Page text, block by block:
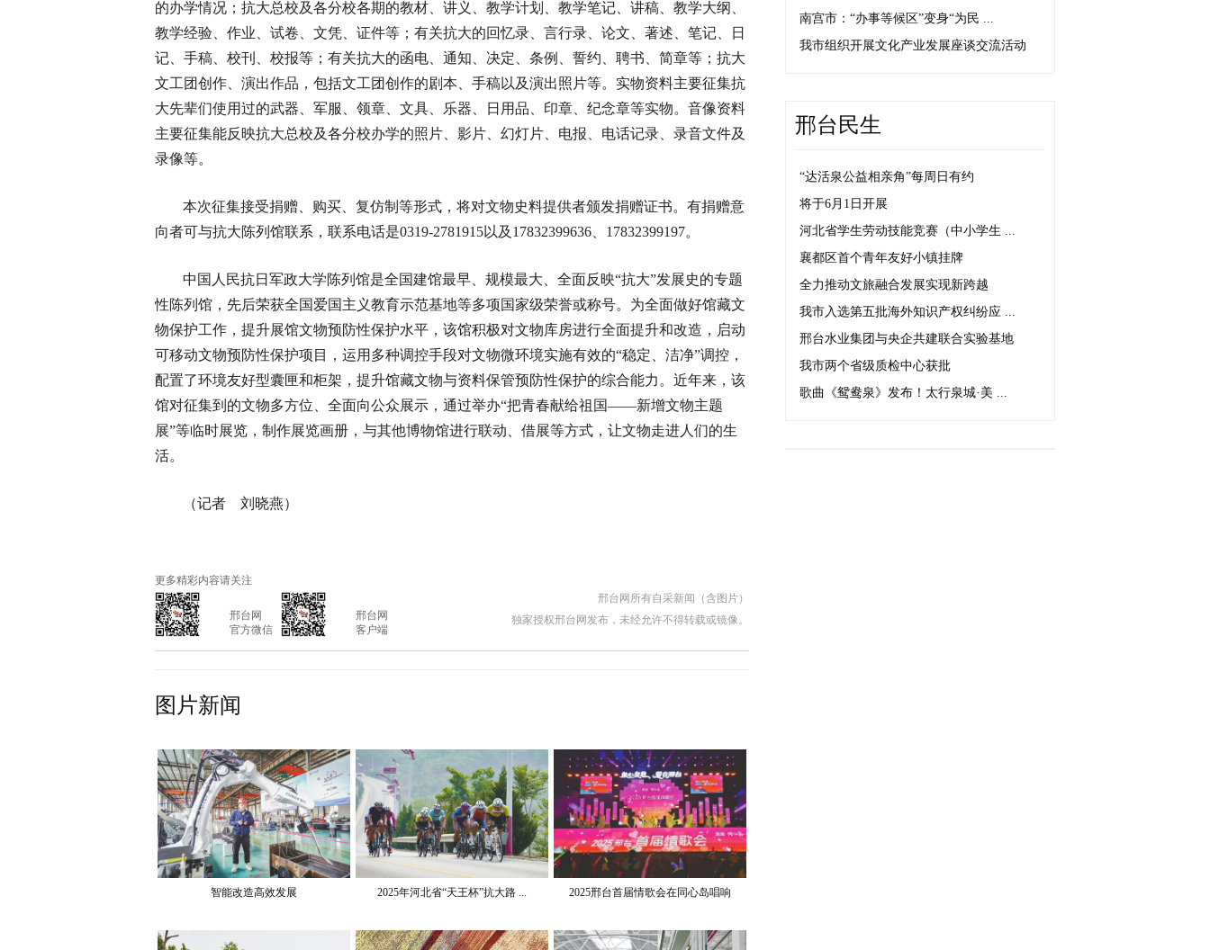
的办学情况；抗大总校及各分校各期的教材、讲义、教学计划、教学笔记、讲稿、教学大纲、
教学经验、作业、试卷、文凭、证件等；有关抗大的回忆录、言行录、论文、著述、笔记、日
记、手稿、校刊、校报等；有关抗大的函电、通知、决定、条例、誓约、聘书、简章等；抗大
文工团创作、演出作品，包括文工团创作的剧本、手稿以及演出照片等。实物资料主要征集抗
大先辈们使用过的武器、军服、领章、文具、乐器、日用品、印章、纪念章等实物。音像资料
主要征集能反映抗大总校及各分校办学的照片、影片、幻灯片、电报、电话记录、录音文件及
录像等。
本次征集接受捐赠、购买、复仿制等形式，将对文物史料提供者颁发捐赠证书。有捐赠意
向者可与抗大陈列馆联系，联系电话是0319-2781915以及17832399636、17832399197。
中国人民抗日军政大学陈列馆是全国建馆最早、规模最大、全面反映“抗大”发展史的专题
性陈列馆，先后荣获全国爱国主义教育示范基地等多项国家级荣誉或称号。为全面做好馆藏文
物保护工作，提升展馆文物预防性保护水平，该馆积极对文物库房进行全面提升和改造，启动
可移动文物预防性保护项目，运用多种调控手段对文物微环境实施有效的“稳定、洁净”调控，
配置了环境友好型囊匣和柜架，提升馆藏文物与资料保管预防性保护的综合能力。近年来，该
馆对征集到的文物多方位、全面向公众展示，通过举办“把青春献给祖国——新增文物主题
展”等临时展览，制作展览画册，与其他博物馆进行联动、借展等方式，让文物走进人们的生
活。
（记者 刘晓燕）
更多精彩内容请关注
			邢台网
			官方微信
			邢台网
			客户端
邢台网所有自采新闻（含图片）
独家授权邢台网发布，未经允许不得转载或镜像。
图片新闻
智能改造高效发展 2025年河北省“天王杯”抗大路 ... 2025邢台首届情歌会在同心岛唱响
南宫市：“办事等候区”变身“为民 ...
我市组织开展文化产业发展座谈交流活动
邢台民生
“达活泉公益相亲角”每周日有约
将于6月1日开展
河北省学生劳动技能竞赛（中小学生 ...
襄都区首个青年友好小镇挂牌
全力推动文旅融合发展实现新跨越
我市入选第五批海外知识产权纠纷应 ...
邢台水业集团与央企共建联合实验基地
我市两个省级质检中心获批
歌曲《鸳鸯泉》发布！太行泉城·美 ...